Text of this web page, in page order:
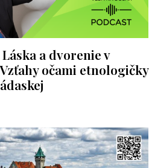
Láska a dvorenie v
očami etnologičky